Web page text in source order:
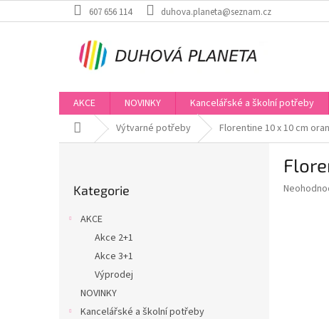
na
607 656 114 duhova.planeta@seznam.cz
AKCE NOVINKY Kancelářské a školní potřeby
Domů Výtvarné potřeby Florentine 10 x 10 cm
kategorie
Kategorie
AKCE
Akce 2+1
Akce 3+1
Výprodej
NOVINKY
Kancelářské a školní potřeby
Průměrné